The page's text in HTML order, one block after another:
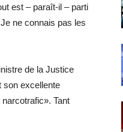
est – paraît-il – parti
ne connais pas les
de la Justice
son excellente
Tant